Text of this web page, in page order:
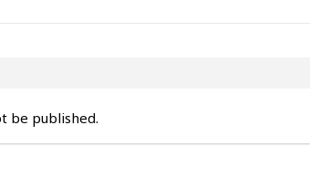
be published.